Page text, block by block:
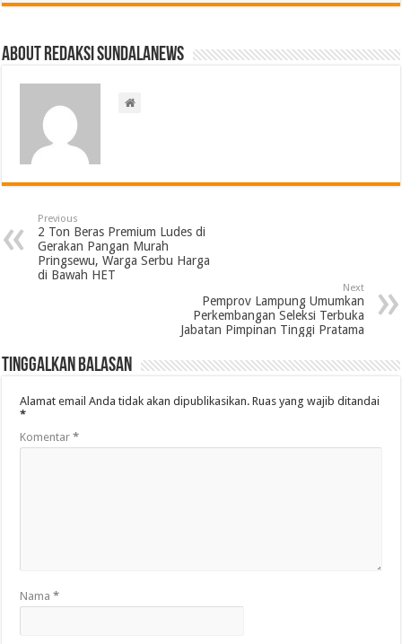
About Redaksi Sundalanews
Previous
2 Ton Beras Premium Ludes di
Gerakan Pangan Murah
Pringsewu, Warga Serbu Harga
di Bawah HET
Next
Pemprov Lampung Umumkan
Perkembangan Seleksi Terbuka
Jabatan Pimpinan Tinggi Pratama
Tinggalkan Balasan
Alamat email Anda tidak akan dipublikasikan. Ruas yang wajib ditandai
*
Komentar*
Nama*